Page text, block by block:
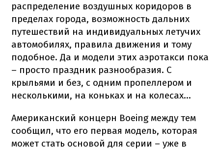
распределение воздушных коридоров в
пределах города, возможность дальних
путешествий на индивидуальных летучих
автомобилях, правила движения и тому
подобное. Да и модели этих аэротакси пока
– просто праздник разнообразия. С
крыльями и без, с одним пропеллером и
несколькими, на коньках и на колесах...
Американский концерн Boeing между тем
сообщил, что его первая модель, которая
может стать основой для серии – уже в